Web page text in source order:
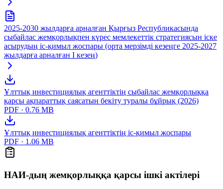
2025-2030 жылдарға арналған Қырғыз Республикасында
сыбайлас жемқорлықпен күрес мемлекеттік стратегиясын іске
асырудың іс-қимыл жоспары (орта мерзімді кезеңге 2025-2027
жылдарға арналған I кезең)
Ұлттық инвестициялық агенттіктің сыбайлас жемқорлыққа
қарсы ақпараттық саясатын бекіту туралы бұйрық (2026)
PDF · 0.76 MB
Ұлттық инвестициялық агенттіктің іс-қимыл жоспары
PDF · 1.06 MB
НАИ-дың жемқорлыққа қарсы ішкі актілері